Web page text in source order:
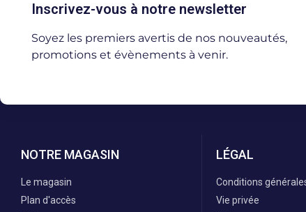
Inscrivez-vous à notre newsletter
Soyez les premiers avertis de nos nouveautés,
promotions et évènements à venir.
NOTRE MAGASIN
Le magasin
Plan d'accès
LÉGAL
Conditions
Vie privée